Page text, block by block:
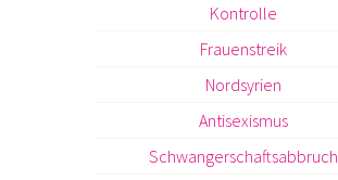
Kontrolle
Frauenstreik
Nordsyrien
Antisexismus
Schwangerschaftsabbruch